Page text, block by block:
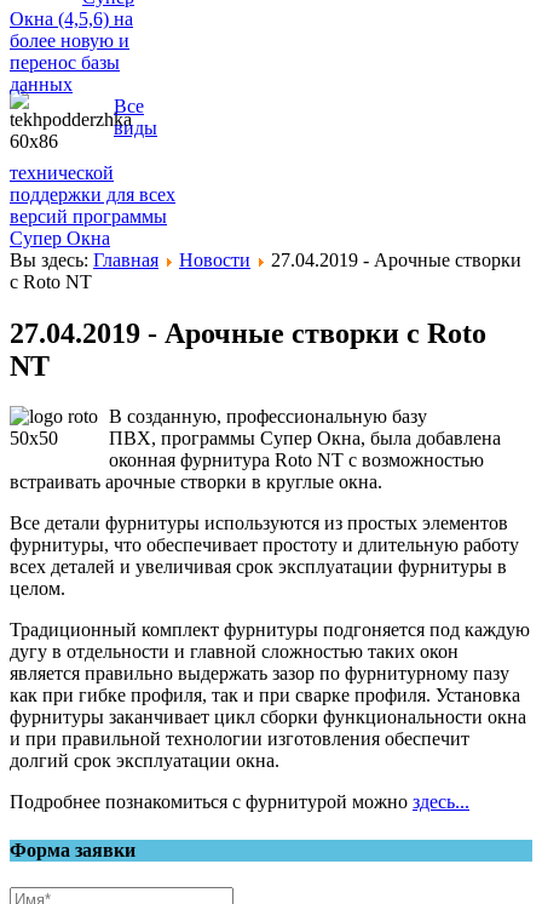
Окна (4,5,6) на
более новую и
перенос базы
данных
Все
виды
технической
поддержки для всех
версий программы
Супер Окна
Вы здесь: Главная Новости
27.04.2019 - Арочные створки
с Roto NT
27.04.2019 - Арочные створки с Roto
NT
В созданную, профессиональную базу
ПВХ, программы Cупер Окна, была добавлена
оконная фурнитура Roto NT с возможностью
встраивать арочные створки в круглые окна.
Все детали фурнитуры используются из простых элементов
фурнитуры, что обеспечивает простоту и длительную работу
всех деталей и увеличивая срок эксплуатации фурнитуры в
целом.
Традиционный комплект фурнитуры подгоняется под каждую
дугу в отдельности и главной сложностью таких окон
является правильно выдержать зазор по фурнитурному пазу
как при гибке профиля, так и при сварке профиля. Установка
фурнитуры заканчивает цикл сборки функциональности окна
и при правильной технологии изготовления обеспечит
долгий срок эксплуатации окна.
Подробнее познакомиться с фурнитурой можно здесь...
Форма заявки